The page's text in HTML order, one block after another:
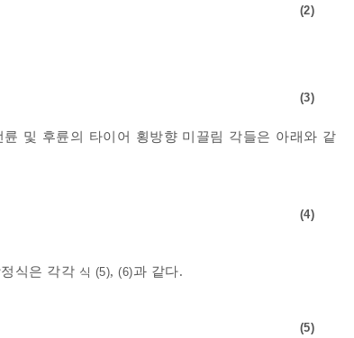
(2)
(3)
및 후륜의 타이어 횡방향 미끌림 각들은 아래와 같
(4)
식은 각각 식 (5), (6)과 같다.
(5)